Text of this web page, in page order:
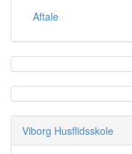
Aftale
Viborg Husflidsskole